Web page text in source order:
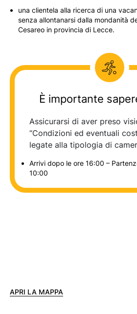
una clientela alla ricerca di una
senza allontanarsi dalla mondanità
Cesareo in provincia di Lecce.
APRI LA MAPPA
È importante
Assicurarsi di aver preso
“Condizioni ed eventuali
legate alla tipologia di
Arrivi dopo le ore 16:00 –
10:00